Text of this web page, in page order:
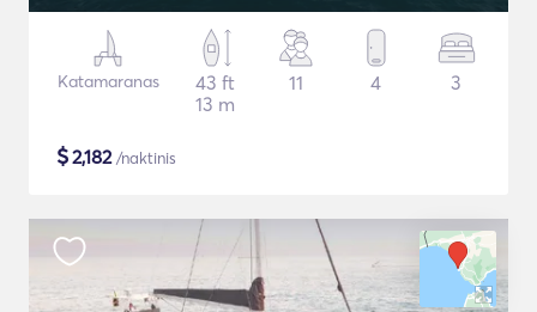
Katamaranas
43 ft
13 m
11 4 3
$2,182/naktinis